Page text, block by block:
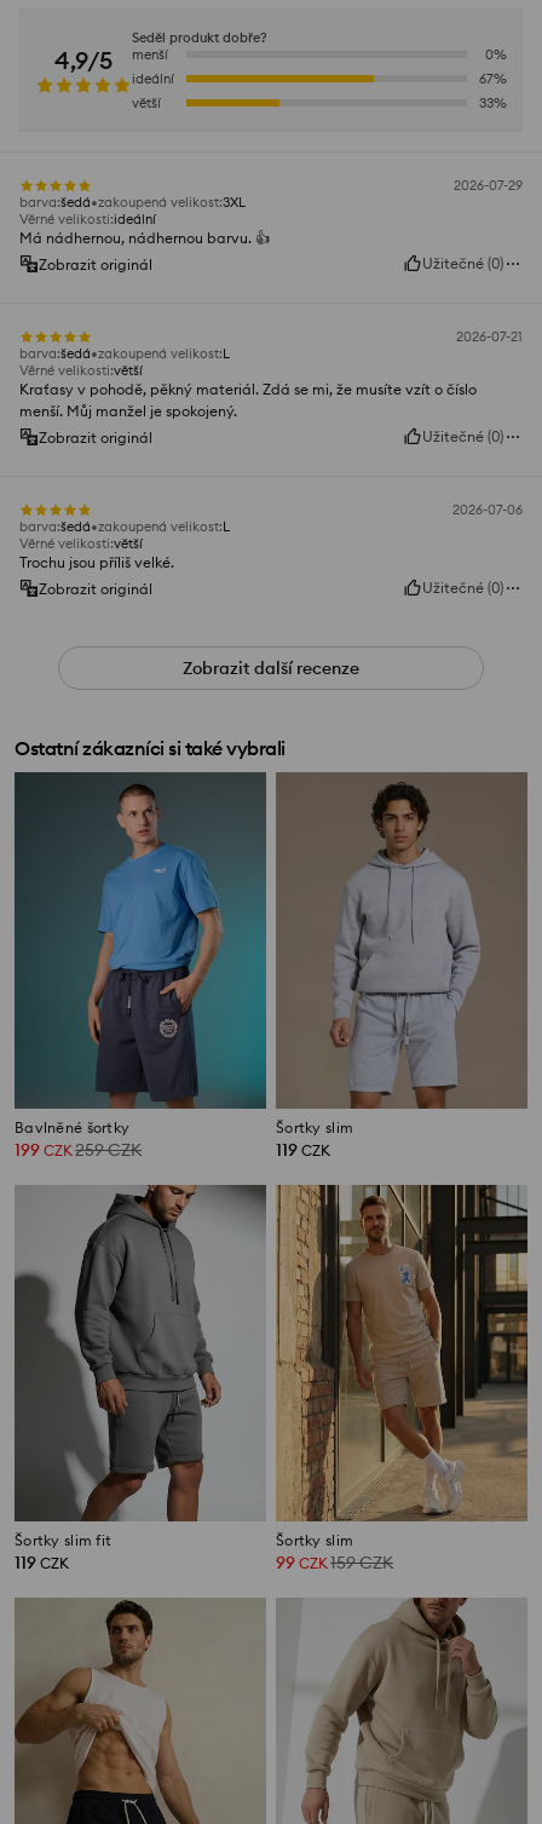
4,9/5
Seděl produkt dobře?
menší
0%
ideální
67%
větší
33%
2026-07-29
barva:šedá zakoupená velikost:3XL
Věrné velikosti:ideální
Má nádhernou, nádhernou barvu. 👍️
Zobrazit originál
Užitečné (0)
2026-07-21
barva:šedá zakoupená velikost:L
Věrné velikosti:větší
Kraťasy v pohodě, pěkný materiál. Zdá se mi, že musíte vzít o číslo
menší. Můj manžel je spokojený.
Zobrazit originál
Užitečné (0)
2026-07-06
barva:šedá zakoupená velikost:L
Věrné velikosti:větší
Trochu jsou příliš velké.
Zobrazit originál
Užitečné (0)
Zobrazit další recenze
Ostatní zákazníci si také vybrali
Bavlněné šortky
199 CZK259CZK
Šortky slim
119 CZK
Šortky slim fit
119 CZK
Šortky slim
99 CZK 159CZK